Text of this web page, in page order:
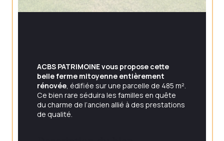
ACBS PATRIMOINE vous propose cette
belle ferme mitoyenne entièrement
rénovée, édifiée sur une parcelle de 485 m².
Ce bien rare séduira les familles en quête
du charme de l’ancien allié à des prestations
de qualité.